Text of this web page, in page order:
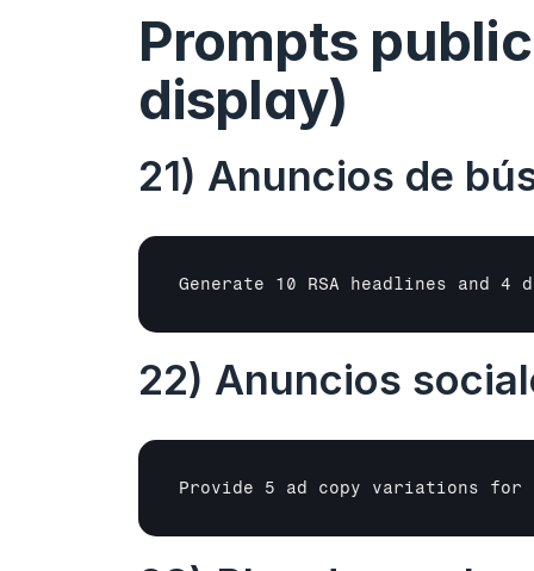
Prompts
display)
21) Anuncios de
Generate 10 RSA headlines and
22) Anuncios
Provide 5 ad copy variations for